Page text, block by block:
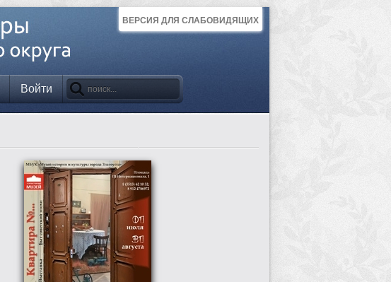
ВЕРСИЯ ДЛЯ СЛАБОВИДЯЩИХ
Войти